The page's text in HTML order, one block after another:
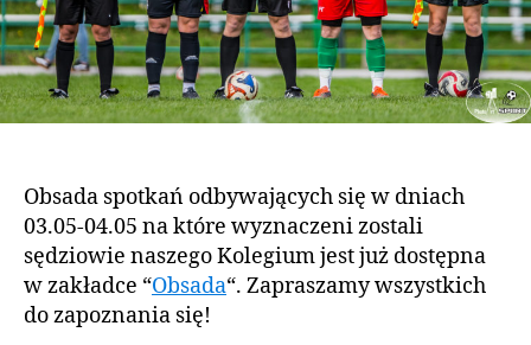
Obsada spotkań odbywających się w dniach
03.05-04.05 na które wyznaczeni zostali
sędziowie naszego Kolegium jest już dostępna
w zakładce “Obsada“. Zapraszamy wszystkich
do zapoznania się!